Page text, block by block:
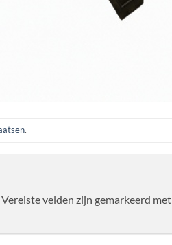
.
Vereiste velden zijn gemarkeerd met